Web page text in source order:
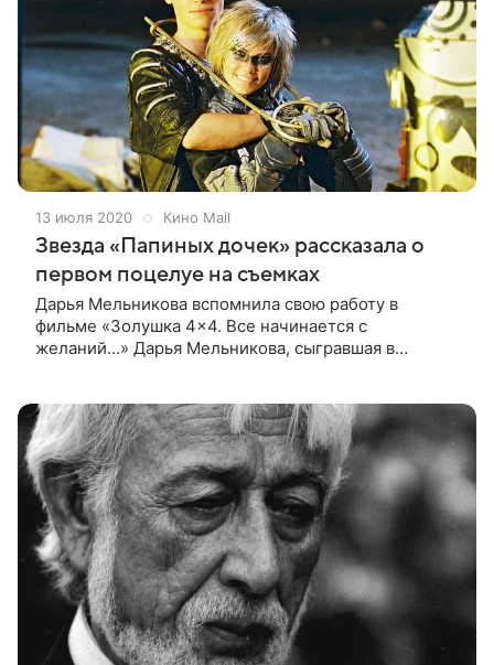
13 июля 2020 Кино Mail
Звезда «Папиных дочек» рассказала о
первом поцелуе на съемках
Дарья Мельникова вспомнила свою работу в
фильме «Золушка 4x4. Все начинается с
желаний...» Дарья Мельникова, сыгравшая в
поклонниками